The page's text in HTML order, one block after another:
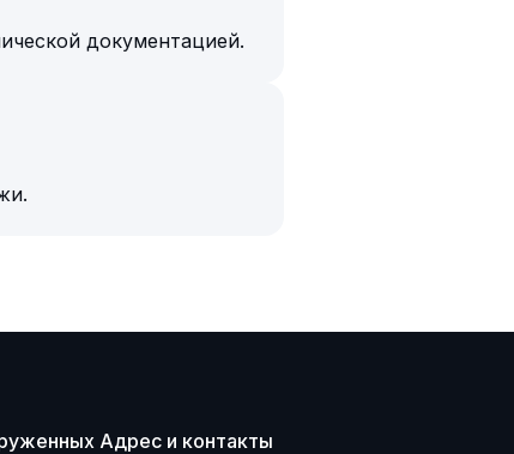
документацией.
Адрес и контакты